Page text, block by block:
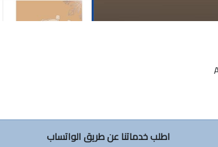
اطلب خدماتنا عن طريق الواتساب